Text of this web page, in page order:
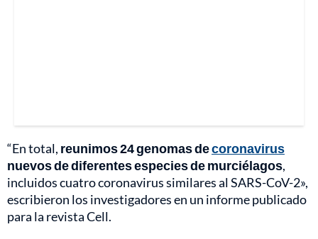
“En total, reunimos 24 genomas decoronavirus
nuevos de diferentes especies de murciélagos,
incluidos cuatro coronavirus similares al SARS-CoV-2»,
escribieron los investigadores en un informe publicado
para la revista Cell.